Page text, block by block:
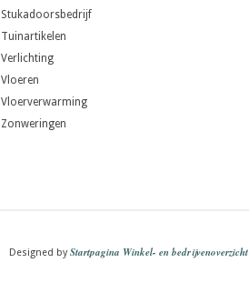
Stukadoorsbedrijf
Tuinartikelen
Verlichting
Vloeren
Vloerverwarming
Zonweringen
Designed byStartpagina Winkel- en bedrijvenoverzicht